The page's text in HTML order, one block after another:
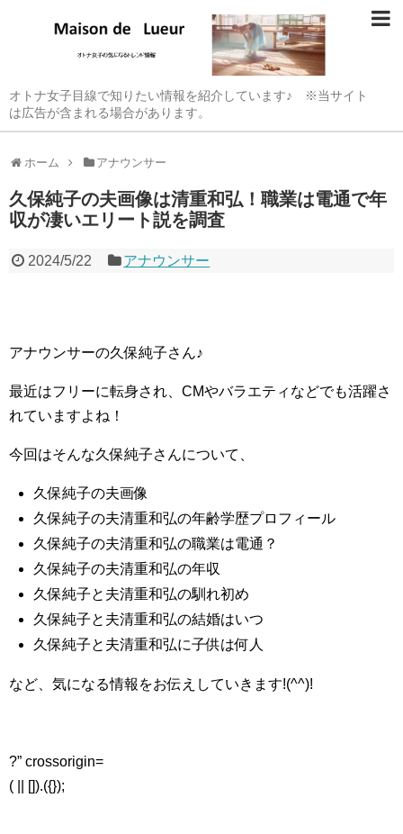
オトナ女子目線で知りたい情報を紹介しています♪ ※当サイト
は広告が含まれる場合があります。
ホーム アナウンサー
久保純子の夫画像は清重和弘！職業は電通で年
収が凄いエリート説を調査
2024/5/22 アナウンサー
アナウンサーの久保純子さん♪
最近はフリーに転身され、CMやバラエティなどでも活躍さ
れていますよね！
今回はそんな久保純子さんについて、
久保純子の夫画像
久保純子の夫清重和弘の年齢学歴プロフィール
久保純子の夫清重和弘の職業は電通？
久保純子の夫清重和弘の年収
久保純子と夫清重和弘の馴れ初め
久保純子と夫清重和弘の結婚はいつ
久保純子と夫清重和弘に子供は何人
など、気になる情報をお伝えしていきます!(^^)!
?” crossorigin=
( || []).({});